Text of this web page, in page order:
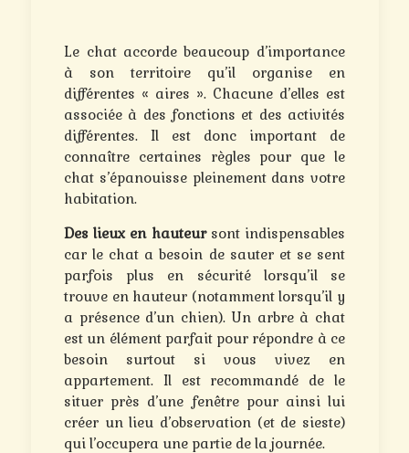
Le chat accorde beaucoup d’importance
à son territoire qu’il organise en
différentes « aires ». Chacune d’elles est
associée à des fonctions et des activités
différentes. Il est donc important de
connaître certaines règles pour que le
chat s’épanouisse pleinement dans votre
habitation.
Des lieux en hauteursont indispensables
car le chat a besoin de sauter et se sent
parfois plus en sécurité lorsqu’il se
trouve en hauteur (notamment lorsqu’il y
a présence d’un chien). Un arbre à chat
est un élément parfait pour répondre à ce
besoin surtout si vous vivez en
appartement. Il est recommandé de le
situer près d’une fenêtre pour ainsi lui
créer un lieu d’observation (et de sieste)
qui l’occupera une partie de la journée.